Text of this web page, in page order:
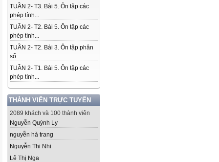
TUẦN 2- T3. Bài 5. Ôn tập các
phép tính...
TUẦN 2- T2. Bài 5. Ôn tập các
phép tính...
TUẦN 2- T2. Bài 3. Ôn tập phân
số...
TUẦN 2- T1. Bài 5. Ôn tập các
phép tính...
THÀNH VIÊN TRỰC TUYẾN
2089 khách và 100 thành viên
Nguyễn Quỳnh Ly
nguyễn hà trang
Nguyễn Thị Nhi
Lê Thị Nga